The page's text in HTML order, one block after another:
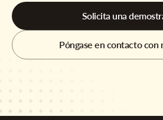
Solicita una
Póngase en contacto con